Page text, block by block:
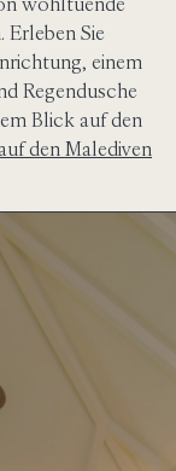
Erleben Sie
einem
Regendusche
Blick auf den
den Malediven